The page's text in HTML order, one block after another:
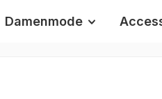
Damenmode